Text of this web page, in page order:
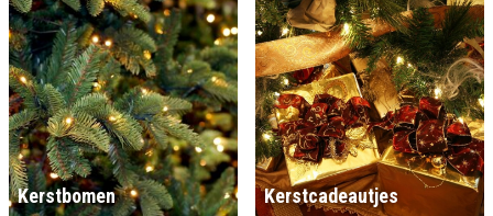
Kerstbomen Kerstcadeautjes